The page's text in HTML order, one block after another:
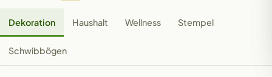
Dekoration Haushalt Wellness Stempel
Schwibbögen